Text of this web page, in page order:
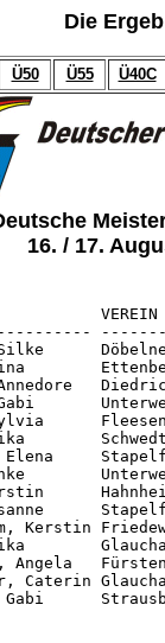
Die
Ü50 Ü55 Ü40C
16. / 17.
Kerstin
Angela
Caterin
Gabi